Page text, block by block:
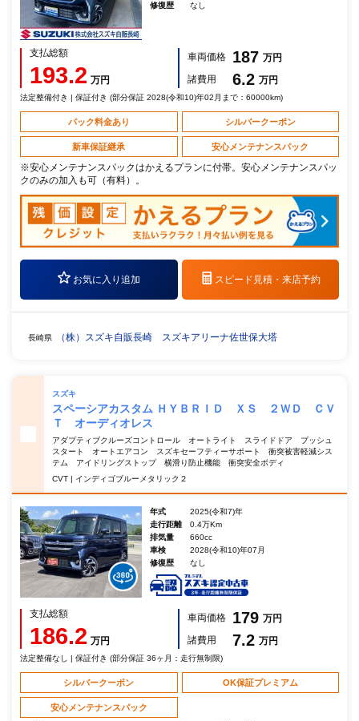
修復歴 なし
支払総額
193.2 万円
車両価格 187 万円
諸費用
6.2 万円
法定整備付き | 保証付き (部分保証 2028(令和10)年02月まで：60000km)
パック料金あり シルバークーポン
新車保証継承 安心メンテナンスパック
※安心メンテナンスパックはかえるプランに付帯。安心メンテナンスパッ
クのみの加入も可（有料）。
お気に入り追加 スピード見積・ 来店予約
長崎県 （株）スズキ自販長崎 スズキアリーナ佐世保大塔
スズキ
スペーシアカスタム ＨＹＢＲＩＤ ＸＳ ２ＷＤ ＣＶ
Ｔ オーディオレス
アダプティブクルーズコントロール オートライト スライドドア プッシュ
スタート オートエアコン スズキセーフティーサポート 衝突被害軽減シス
テム アイドリングストップ 横滑り防止機能 衝突安全ボディ
CVT | インディゴブルーメタリック２
年式
2025(令和7)年
走行距離
0.4万Km
排気量
660cc
車検
2028(令和10)年07月
修復歴
なし
支払総額
186.2 万円
車両価格 179 万円
諸費用
7.2 万円
法定整備なし | 保証付き (部分保証 36ヶ月：走行無制限)
シルバークーポン OK保証プレミアム
安心メンテナンスパック